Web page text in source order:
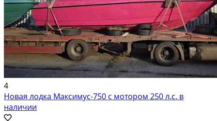
4
Новая лодка Максимус-750 с мотором 250 л.с. в
наличии